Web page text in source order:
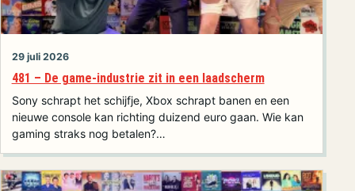
29 juli 2026
481 – De game-industrie zit in een laadscherm
Sony schrapt het schijfje, Xbox schrapt banen en een
nieuwe console kan richting duizend euro gaan. Wie kan
gaming straks nog betalen?…